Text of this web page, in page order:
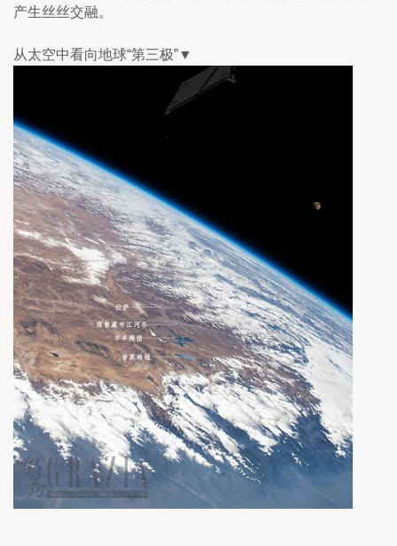
产生丝丝交融。
从太空中看向地球“第三极”▼